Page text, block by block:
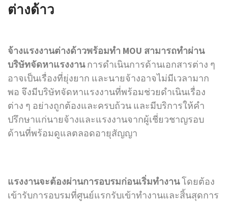
ต่างด้าว
จ้างแรงงานต่างด้าวพร้อมทำ MOU สามารถทำผ่าน
บริษัทจัดหาแรงงานการดำเนินการด้านเอกสารต่าง ๆ
อาจเป็นเรื่องที่ยุ่งยาก และนายจ้างอาจไม่มีเวลามาก
พอ จึงมีบริษัทจัดหาแรงงานที่พร้อมช่วยดำเนินเรื่อง
ต่าง ๆ อย่างถูกต้องและครบถ้วน และมีบริการให้คำ
ปรึกษาแก่นายจ้างและแรงงานจากผู้เชี่ยวชาญรอบ
ด้านที่พร้อมดูแลตลอดอายุสัญญา
แรงงานจะต้องผ่านการอบรมก่อนเริ่มทำงานโดยต้อง
เข้ารับการอบรมที่ศูนย์แรกรับเข้าทำงานและสิ้นสุดการ